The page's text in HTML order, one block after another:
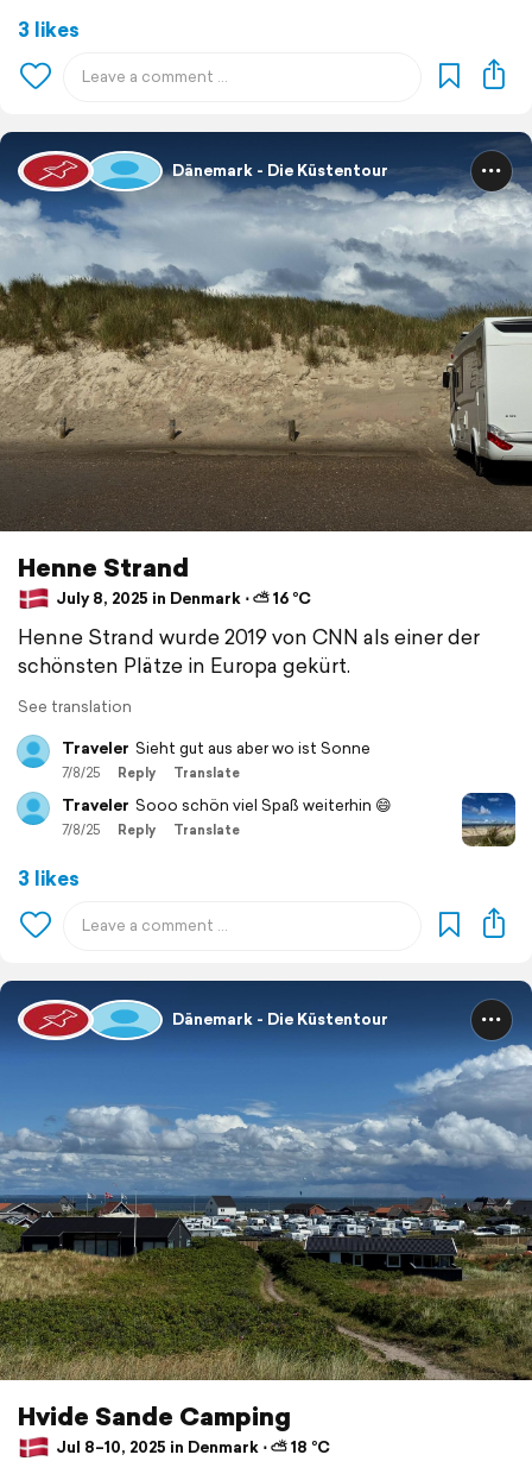
3 likes
Dänemark - Die Küstentour
Henne Strand
July 8, 2025 in Denmark ⋅ ⛅ 16 °C
Henne Strand wurde 2019 von CNN als einer der
schönsten Plätze in Europa gekürt.
See translation
Traveler Sieht gut aus aber wo ist Sonne
7/8/25 Reply Translate
Traveler Sooo schön viel Spaß weiterhin 😄
7/8/25 Reply Translate
3 likes
Dänemark - Die Küstentour
Hvide Sande Camping
Jul 8–10, 2025 in Denmark ⋅ ⛅ 18 °C